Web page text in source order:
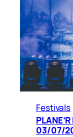
Festivals
03/07/